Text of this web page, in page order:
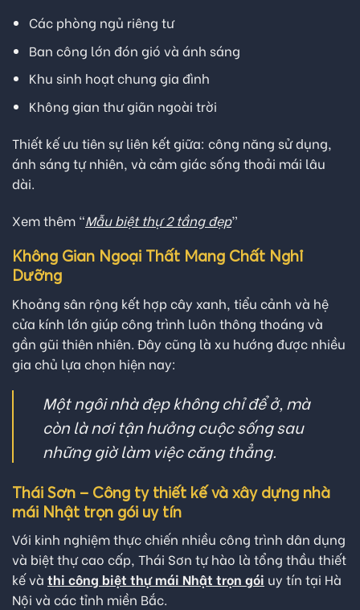
Các phòng ngủ riêng tư
Ban công lớn đón gió và ánh sáng
Khu sinh hoạt chung gia đình
Không gian thư giãn ngoài trời
Thiết kế ưu tiên sự liên kết giữa: công năng sử dụng,
ánh sáng tự nhiên, và cảm giác sống thoải mái lâu
dài.
Xem thêm “Mẫu biệt thự 2 tầng đẹp”
Không Gian Ngoại Thất Mang Chất Nghỉ
Dưỡng
Khoảng sân rộng kết hợp cây xanh, tiểu cảnh và hệ
cửa kính lớn giúp công trình luôn thông thoáng và
gần gũi thiên nhiên. Đây cũng là xu hướng được nhiều
gia chủ lựa chọn hiện nay:
Một ngôi nhà đẹp không chỉ để ở, mà
còn là nơi tận hưởng cuộc sống sau
những giờ làm việc căng thẳng.
Thái Sơn – Công ty thiết kế và xây dựng nhà
mái Nhật trọn gói uy tín
Với kinh nghiệm thực chiến nhiều công trình dân dụng
và biệt thự cao cấp, Thái Sơn tự hào là tổng thầu thiết
kế và thi công biệt thự mái Nhật trọn gói uy tín tại Hà
Nội và các tỉnh miền Bắc.